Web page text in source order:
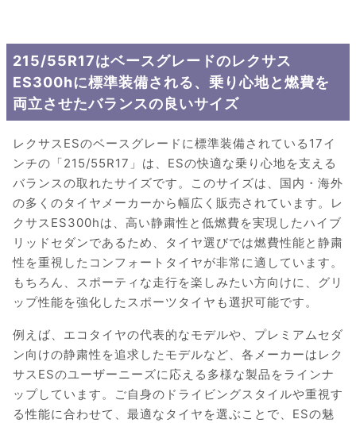
215/55R17はベースグレードのレクサス
ES300hに標準装備される、乗り心地と燃費を
両立させたバランスの良いサイズ
レクサスESのベースグレードに標準装備されている17イ
ンチの「215/55R17」は、ESの快適な乗り心地を支える
バランスの取れたサイズです。このサイズは、国内・海外
の多くのタイヤメーカーから幅広く販売されています。レ
クサスES300hは、高い静粛性と低燃費を実現したハイブ
リッドセダンであるため、タイヤ選びでは燃費性能と静粛
性を重視したコンフォートタイヤが非常に適しています。
もちろん、スポーティな走行を楽しみたい方向けに、グリ
ップ性能を強化したスポーツタイヤも選択可能です。
例えば、エコタイヤの代表的なモデルや、プレミアムセダ
ン向けの静粛性を追求したモデルなど、各メーカーはレク
サスESのユーザーニーズに応える多様な製品をラインナ
ップしています。ご自身のドライビングスタイルや重視す
る性能に合わせて、最適なタイヤを選ぶことで、ESの魅